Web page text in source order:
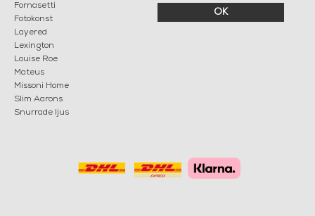
Fornasetti
Fotokonst
Layered
Lexington
Louise Roe
Mateus
Missoni Home
Slim Aarons
Snurrade ljus
OK